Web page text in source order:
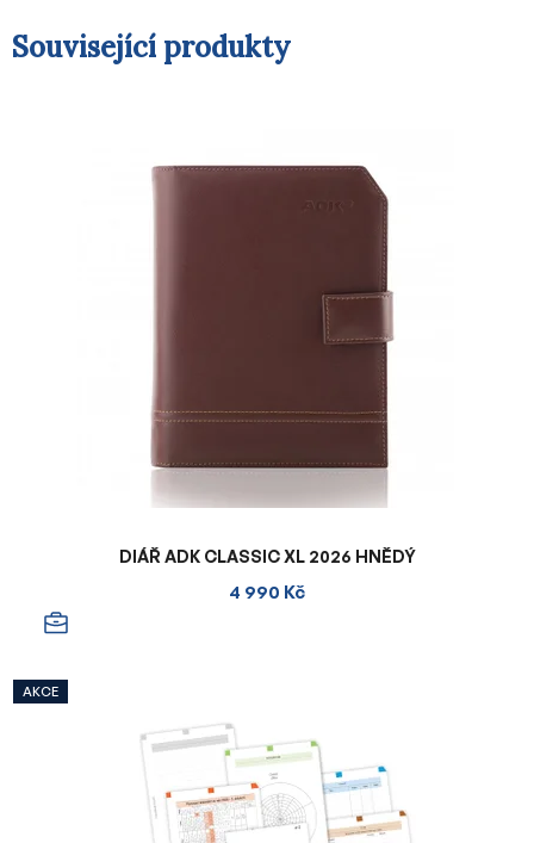
Související produkty
DIÁŘ ADK CLASSIC XL 2026 HNĚDÝ
4 990 Kč
AKCE